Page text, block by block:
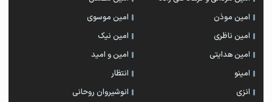
امین موذن
امین موسوی
امین ناظری
امین نیک
امین هدایتی
امین و امید
امینو
انتظار
انزی
انوشیروان روحانی